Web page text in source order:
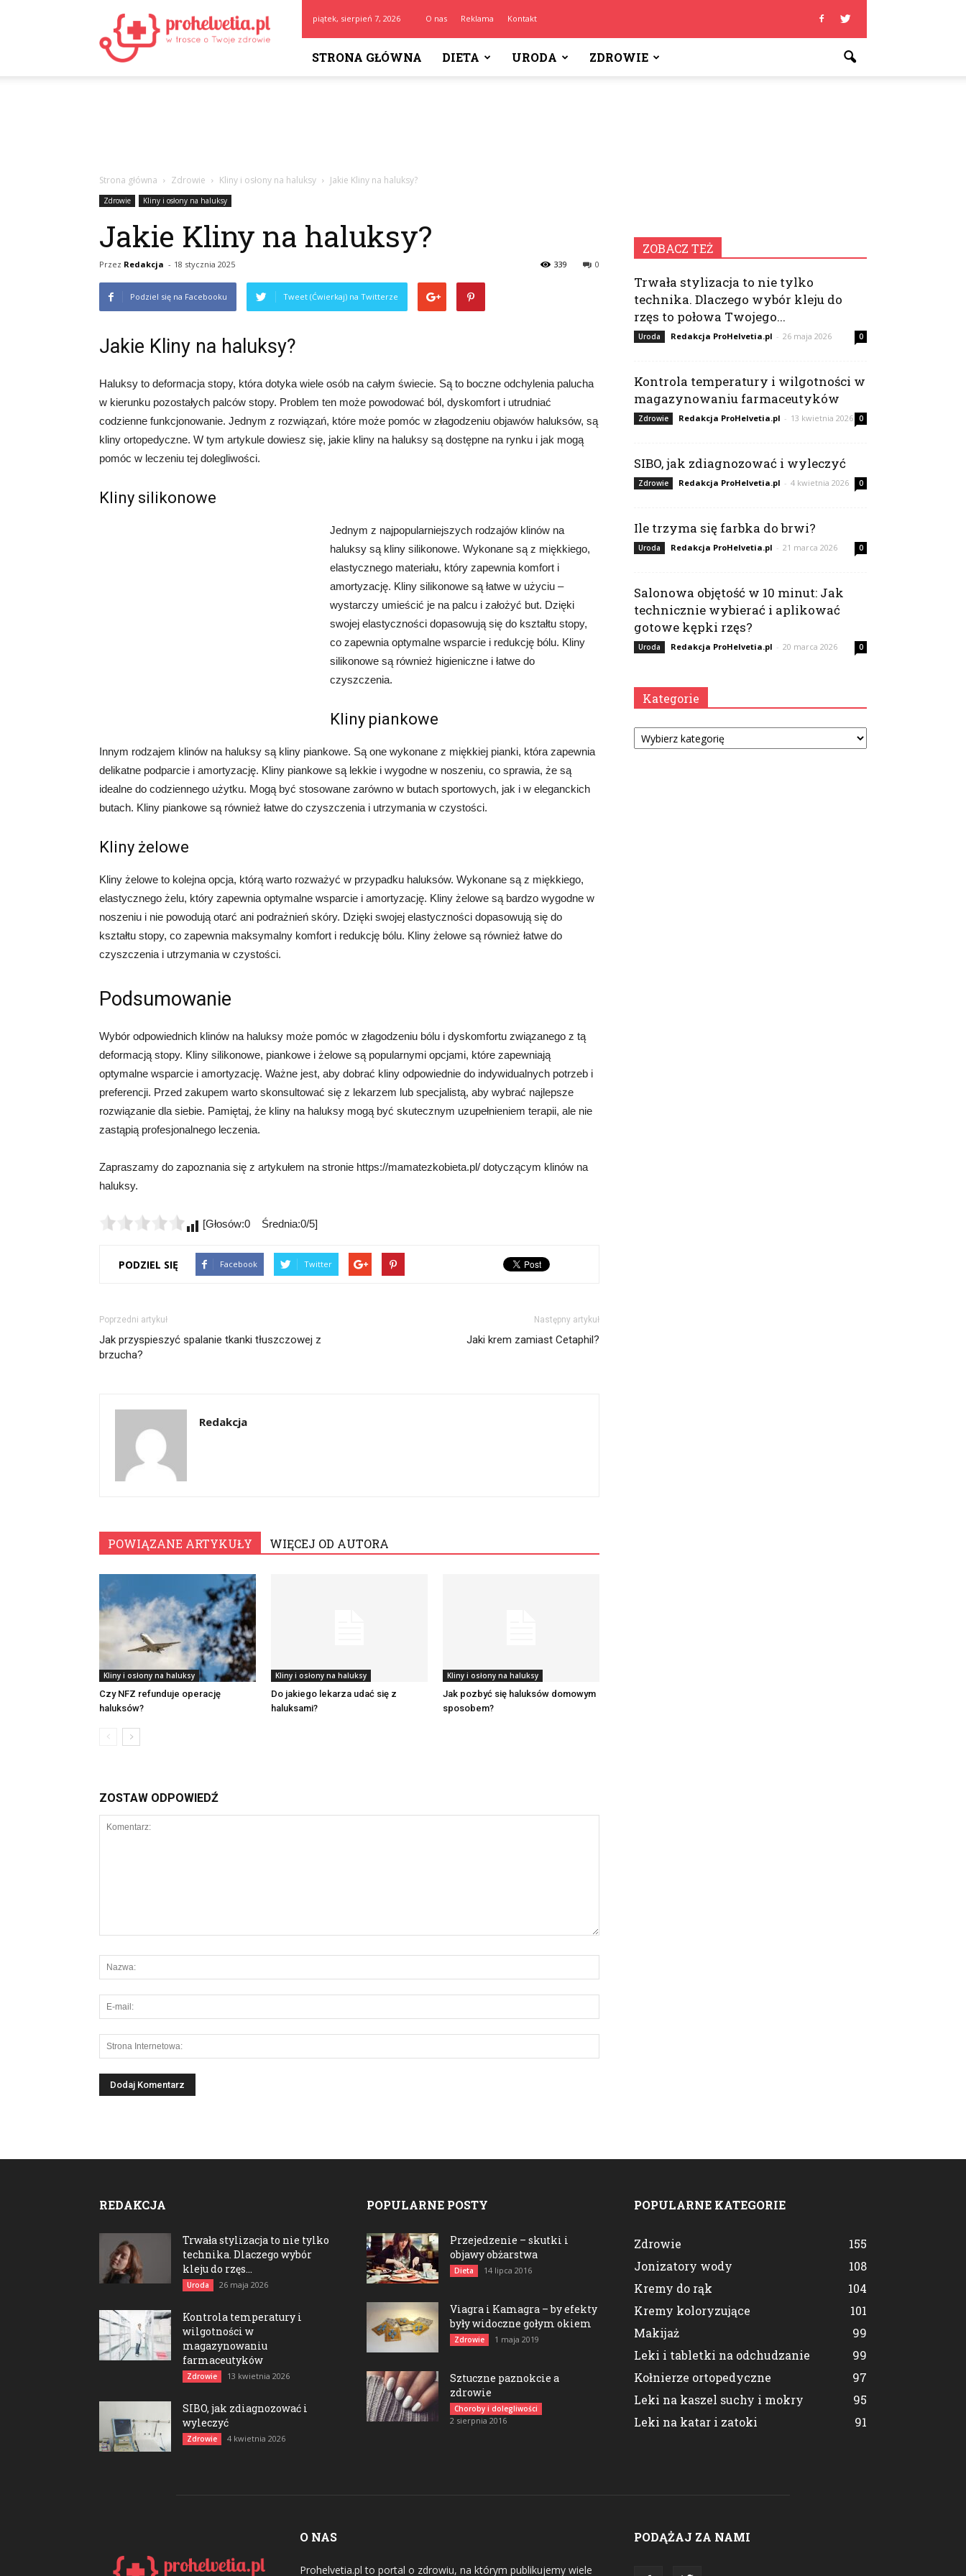
piątek, sierpień 7, 2026 O nas Reklama Kontakt
STRONA GŁÓWNA DIETA URODA ZDROWIE
Strona główna Zdrowie Kliny i osłony na haluksy Jakie Kliny na haluksy?
Zdrowie Kliny i osłony na haluksy
Jakie Kliny na haluksy?
Przez Redakcja - 18 stycznia 2025 0
339
Podziel się na Facebooku Tweet (Ćwierkaj) na Twitterze
Jakie Kliny na haluksy?
Haluksy to deformacja stopy, która dotyka wiele osób na całym świecie. Są to boczne odchylenia palucha
w kierunku pozostałych palców stopy. Problem ten może powodować ból, dyskomfort i utrudniać
codzienne funkcjonowanie. Jednym z rozwiązań, które może pomóc w złagodzeniu objawów haluksów, są
kliny ortopedyczne. W tym artykule dowiesz się, jakie kliny na haluksy są dostępne na rynku i jak mogą
pomóc w leczeniu tej dolegliwości.
Kliny silikonowe
Jednym z najpopularniejszych rodzajów klinów na
haluksy są kliny silikonowe. Wykonane są z miękkiego,
elastycznego materiału, który zapewnia komfort i
amortyzację. Kliny silikonowe są łatwe w użyciu –
wystarczy umieścić je na palcu i założyć but. Dzięki
swojej elastyczności dopasowują się do kształtu stopy,
co zapewnia optymalne wsparcie i redukcję bólu. Kliny
silikonowe są również higieniczne i łatwe do
czyszczenia.
Kliny piankowe
Innym rodzajem klinów na haluksy są kliny piankowe. Są one wykonane z miękkiej pianki, która zapewnia
delikatne podparcie i amortyzację. Kliny piankowe są lekkie i wygodne w noszeniu, co sprawia, że są
idealne do codziennego użytku. Mogą być stosowane zarówno w butach sportowych, jak i w eleganckich
butach. Kliny piankowe są również łatwe do czyszczenia i utrzymania w czystości.
Kliny żelowe
Kliny żelowe to kolejna opcja, którą warto rozważyć w przypadku haluksów. Wykonane są z miękkiego,
elastycznego żelu, który zapewnia optymalne wsparcie i amortyzację. Kliny żelowe są bardzo wygodne w
noszeniu i nie powodują otarć ani podrażnień skóry. Dzięki swojej elastyczności dopasowują się do
kształtu stopy, co zapewnia maksymalny komfort i redukcję bólu. Kliny żelowe są również łatwe do
czyszczenia i utrzymania w czystości.
Podsumowanie
Wybór odpowiednich klinów na haluksy może pomóc w złagodzeniu bólu i dyskomfortu związanego z tą
deformacją stopy. Kliny silikonowe, piankowe i żelowe są popularnymi opcjami, które zapewniają
optymalne wsparcie i amortyzację. Ważne jest, aby dobrać kliny odpowiednie do indywidualnych potrzeb i
preferencji. Przed zakupem warto skonsultować się z lekarzem lub specjalistą, aby wybrać najlepsze
rozwiązanie dla siebie. Pamiętaj, że kliny na haluksy mogą być skutecznym uzupełnieniem terapii, ale nie
zastąpią profesjonalnego leczenia.
Zapraszamy do zapoznania się z artykułem na stronie https://mamatezkobieta.pl/ dotyczącym klinów na
haluksy.
[Głosów:0 Średnia:0/5]
PODZIEL SIĘ Facebook Twitter
Poprzedni artykuł
Jak przyspieszyć spalanie tkanki tłuszczowej z
brzucha?
Następny artykuł
Jaki krem zamiast Cetaphil?
Redakcja
POWIĄZANE ARTYKUŁY WIĘCEJ OD AUTORA
Kliny i osłony na haluksy
Czy NFZ refunduje operację
haluksów?
Kliny i osłony na haluksy
Do jakiego lekarza udać się z
haluksami?
Kliny i osłony na haluksy
Jak pozbyć się haluksów domowym
sposobem?
ZOSTAW ODPOWIEDŹ
ZOBACZ TEŻ
Trwała stylizacja to nie tylko
technika. Dlaczego wybór kleju do
rzęs to połowa Twojego...
Uroda Redakcja ProHelvetia.pl - 26 maja 2026 0
Kontrola temperatury i wilgotności w
magazynowaniu farmaceutyków
Zdrowie Redakcja ProHelvetia.pl - 13 kwietnia 2026 0
SIBO, jak zdiagnozować i wyleczyć
Zdrowie Redakcja ProHelvetia.pl - 4 kwietnia 2026 0
Ile trzyma się farbka do brwi?
Uroda Redakcja ProHelvetia.pl - 21 marca 2026 0
Salonowa objętość w 10 minut: Jak
technicznie wybierać i aplikować
gotowe kępki rzęs?
Uroda Redakcja ProHelvetia.pl - 20 marca 2026 0
Kategorie
Kategorie
REDAKCJA
Trwała stylizacja to nie tylko
technika. Dlaczego wybór
kleju do rzęs...
Uroda 26 maja 2026
Kontrola temperatury i
wilgotności w
magazynowaniu
farmaceutyków
Zdrowie 13 kwietnia 2026
SIBO, jak zdiagnozować i
wyleczyć
Zdrowie 4 kwietnia 2026
POPULARNE POSTY
Przejedzenie – skutki i
objawy obżarstwa
Dieta 14 lipca 2016
Viagra i Kamagra – by efekty
były widoczne gołym okiem
Zdrowie 1 maja 2019
Sztuczne paznokcie a
zdrowie
Choroby i dolegliwości
2 sierpnia 2016
POPULARNE KATEGORIE
Zdrowie
155
Jonizatory wody
108
Kremy do rąk
104
Kremy koloryzujące
101
Makijaż
99
Leki i tabletki na odchudzanie
99
Kołnierze ortopedyczne
97
Leki na kaszel suchy i mokry
95
Leki na katar i zatoki
91
O NAS
Prohelvetia.pl to portal o zdrowiu, na którym publikujemy wiele
PODĄŻAJ ZA NAMI